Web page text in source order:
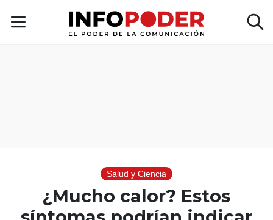
Salud y Ciencia
¿Mucho calor? Estos